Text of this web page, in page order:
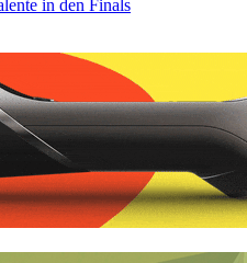
in den Finals